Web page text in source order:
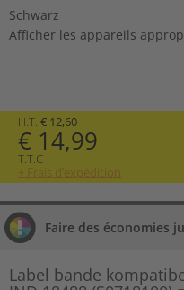
Schwarz
Afficher les appareils
H.T. € 12,60
€ 14,99
T.T.C
+ Frais d’expédition
Faire des économies
Label bande